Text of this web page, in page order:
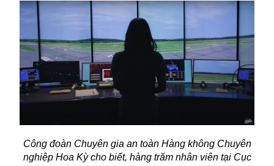
Công đoàn Chuyên gia an toàn Hàng không Chuyên
nghiệp Hoa Kỳ cho biết, hàng trăm nhân viên tại Cục